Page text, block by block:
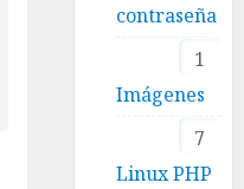
contraseña
1
Imágenes
7
Linux PHP